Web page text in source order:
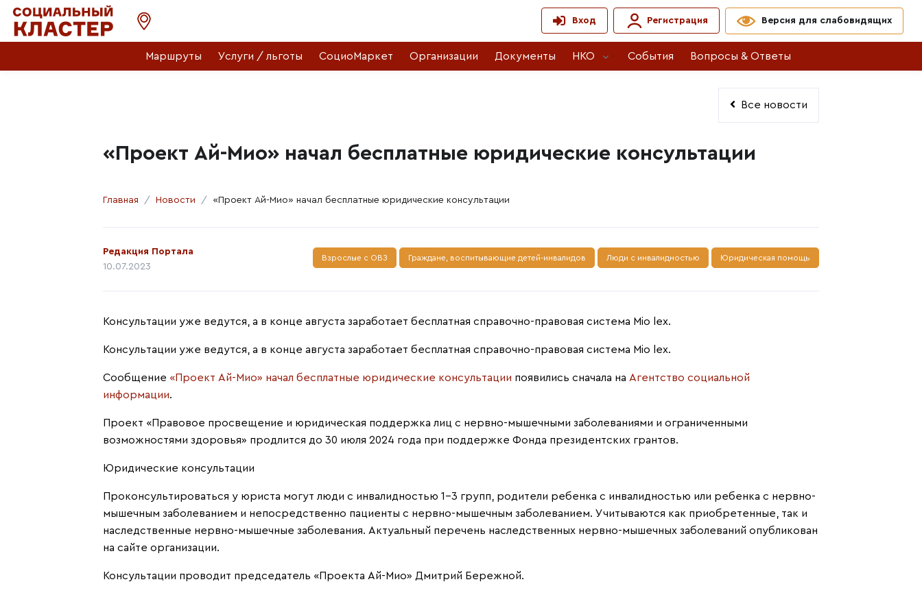
Вход Регистрация Версия для слабовидящих
Маршруты Услуги / льготы СоциоМаркет Организации Документы НКО События Вопросы & Ответы
Все новости
«Проект Ай-Мио» начал бесплатные юридические консультации
Главная Новости «Проект Ай-Мио» начал бесплатные юридические консультации
Автор:
Редакция Портала
Дата публикации:
10.07.2023
Взрослые с ОВЗ Граждане, воспитывающие детей-инвалидов Люди с инвалидностью Юридическая помощь
Консультации уже ведутся, а в конце августа заработает бесплатная справочно-правовая система Mio lex.
Консультации уже ведутся, а в конце августа заработает бесплатная справочно-правовая система Mio lex.
Сообщение «Проект Ай-Мио» начал бесплатные юридические консультации появились сначала на Агентство социальной
информации.
Проект «Правовое просвещение и юридическая поддержка лиц с нервно-мышечными заболеваниями и ограниченными
возможностями здоровья» продлится до 30 июля 2024 года при поддержке Фонда президентских грантов.
Юридические консультации
Проконсультироваться у юриста могут люди с инвалидностью 1-3 групп, родители ребенка с инвалидностью или ребенка с нервно-
мышечным заболеванием и непосредственно пациенты с нервно-мышечным заболеванием. Учитываются как приобретенные, так и
наследственные нервно-мышечные заболевания. Актуальный перечень наследственных нервно-мышечных заболеваний опубликован
на сайте организации.
Консультации проводит председатель «Проекта Ай-Мио» Дмитрий Бережной.